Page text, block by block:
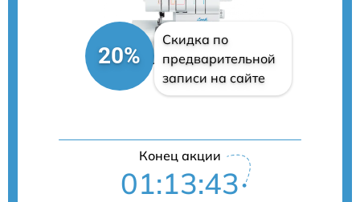
20%
Скидка по
предварительной
записи на сайте
Конец акции
01:13:43